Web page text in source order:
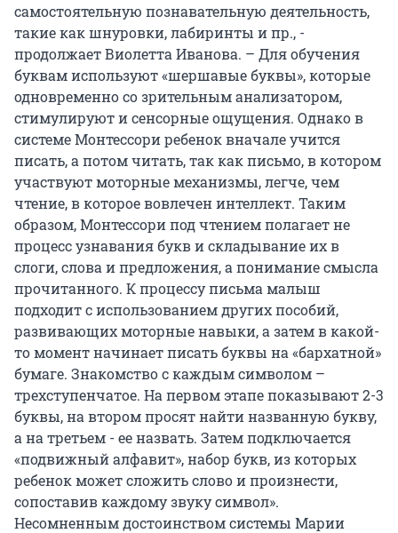
самостоятельную познавательную деятельность,
такие как шнуровки, лабиринты и пр., -
продолжает Виолетта Иванова. – Для обучения
буквам используют «шершавые буквы», которые
одновременно со зрительным анализатором,
стимулируют и сенсорные ощущения. Однако в
системе Монтессори ребенок вначале учится
писать, а потом читать, так как письмо, в котором
участвуют моторные механизмы, легче, чем
чтение, в которое вовлечен интеллект. Таким
образом, Монтессори под чтением полагает не
процесс узнавания букв и складывание их в
слоги, слова и предложения, а понимание смысла
прочитанного. К процессу письма малыш
подходит с использованием других пособий,
развивающих моторные навыки, а затем в какой-
то момент начинает писать буквы на «бархатной»
бумаге. Знакомство с каждым символом –
трехступенчатое. На первом этапе показывают 2-3
буквы, на втором просят найти названную букву,
а на третьем - ее назвать. Затем подключается
«подвижный алфавит», набор букв, из которых
ребенок может сложить слово и произнести,
сопоставив каждому звуку символ».
Несомненным достоинством системы Марии